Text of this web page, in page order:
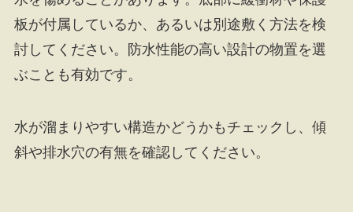
板が付属しているか、あるいは別途敷く方法を検
討してください。防水性能の高い設計の物置を選
ぶことも有効です。
水が溜まりやすい構造かどうかもチェックし、傾
斜や排水穴の有無を確認してください。